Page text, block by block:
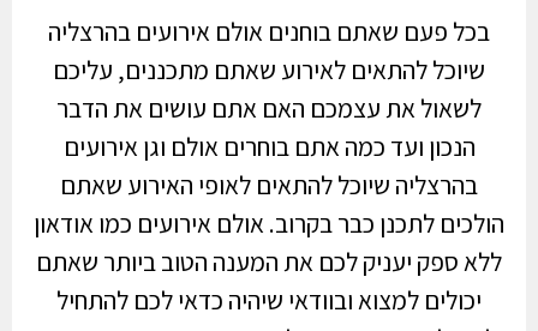
בכל פעם שאתם בוחנים אולם אירועים בהרצליה
שיוכל להתאים לאירוע שאתם מתכננים, עליכם
לשאול את עצמכם האם אתם עושים את הדבר
הנכון ועד כמה אתם בוחרים אולם וגן אירועים
בהרצליה שיוכל להתאים לאופי האירוע שאתם
הולכים לתכנן כבר בקרוב. אולם אירועים כמו אודאון
ללא ספק יעניק לכם את המענה הטוב ביותר שאתם
יכולים למצוא ובוודאי שיהיה כדאי לכם להתחיל